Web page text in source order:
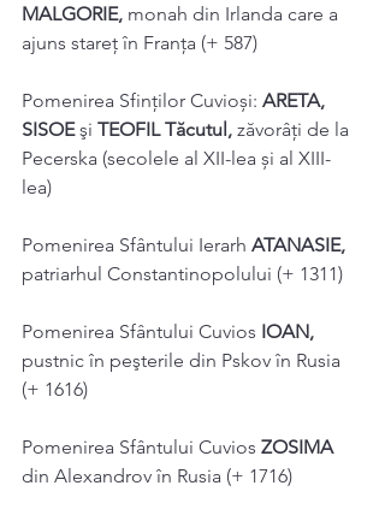
MALGORIE, monah din Irlanda care a
ajuns stareţ în Franţa (+ 587)
Pomenirea Sfinților Cuvioși: ARETA,
SISOE şi TEOFIL Tăcutul, zăvorâţi de la
Pecerska (secolele al XII-lea și al XIII-
lea)
Pomenirea Sfântului Ierarh ATANASIE,
patriarhul Constantinopolului (+ 1311)
Pomenirea Sfântului Cuvios IOAN,
pustnic în peşterile din Pskov în Rusia
(+ 1616)
Pomenirea Sfântului Cuvios ZOSIMA
din Alexandrov în Rusia (+ 1716)